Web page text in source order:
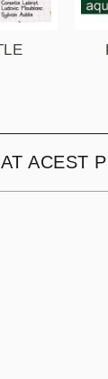
ACEST